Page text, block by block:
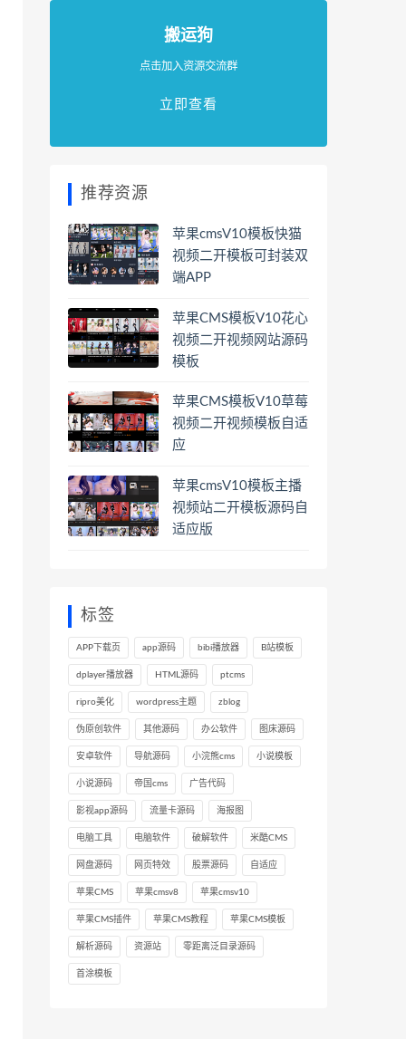
搬运狗
点击加入资源交流群
立即查看
推荐资源
苹果cmsV10模板快猫
视频二开模板可封装双
端APP
苹果CMS模板V10花心
视频二开视频网站源码
模板
苹果CMS模板V10草莓
视频二开视频模板自适
应
苹果cmsV10模板主播
视频站二开模板源码自
适应版
标签
APP下载页 app源码 bibi播放器 B站模板
dplayer播放器 HTML源码 ptcms
ripro美化 wordpress主题 zblog
伪原创软件 其他源码 办公软件 图床源码
安卓软件 导航源码 小浣熊cms 小说模板
小说源码 帝国cms 广告代码
影视app源码 流量卡源码 海报图
电脑工具 电脑软件 破解软件 米酷CMS
网盘源码 网页特效 股票源码 自适应
苹果CMS 苹果cmsv8 苹果cmsv10
苹果CMS插件 苹果CMS教程 苹果CMS模板
解析源码 资源站 零距离泛目录源码
首涂模板